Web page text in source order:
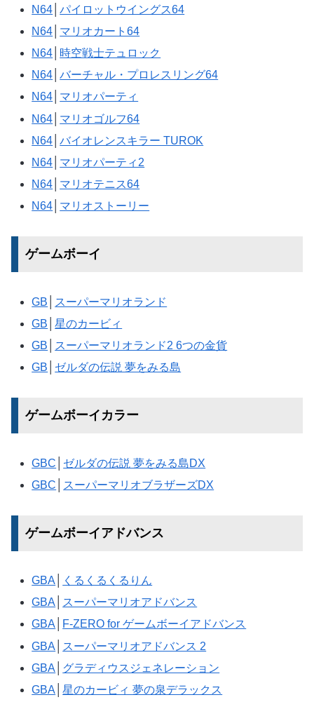
N64 │パイロットウイングス64
N64
マリオカート64
N64
時空戦士テュロック
N64 │バーチャル・プロレスリング64
N64
マリオパーティ
N64
マリオゴルフ64
N64 │バイオレンスキラー TUROK
N64
マリオパーティ2
N64
マリオテニス64
N64
マリオストーリー
ゲームボーイ
GB
スーパーマリオランド
GB │星のカービィ
GB
スーパーマリオランド2 6つの金貨
GB
ゼルダの伝説 夢をみる島
ゲームボーイカラー
GBC
ゼルダの伝説 夢をみる島DX
GBC
スーパーマリオブラザーズDX
ゲームボーイアドバンス
GBA
くるくるくるりん
GBA
スーパーマリオアドバンス
GBA
F-ZERO for ゲームボーイアドバンス
GBA
スーパーマリオアドバンス 2
GBA
グラディウスジェネレーション
GBA │星のカービィ 夢の泉デラックス